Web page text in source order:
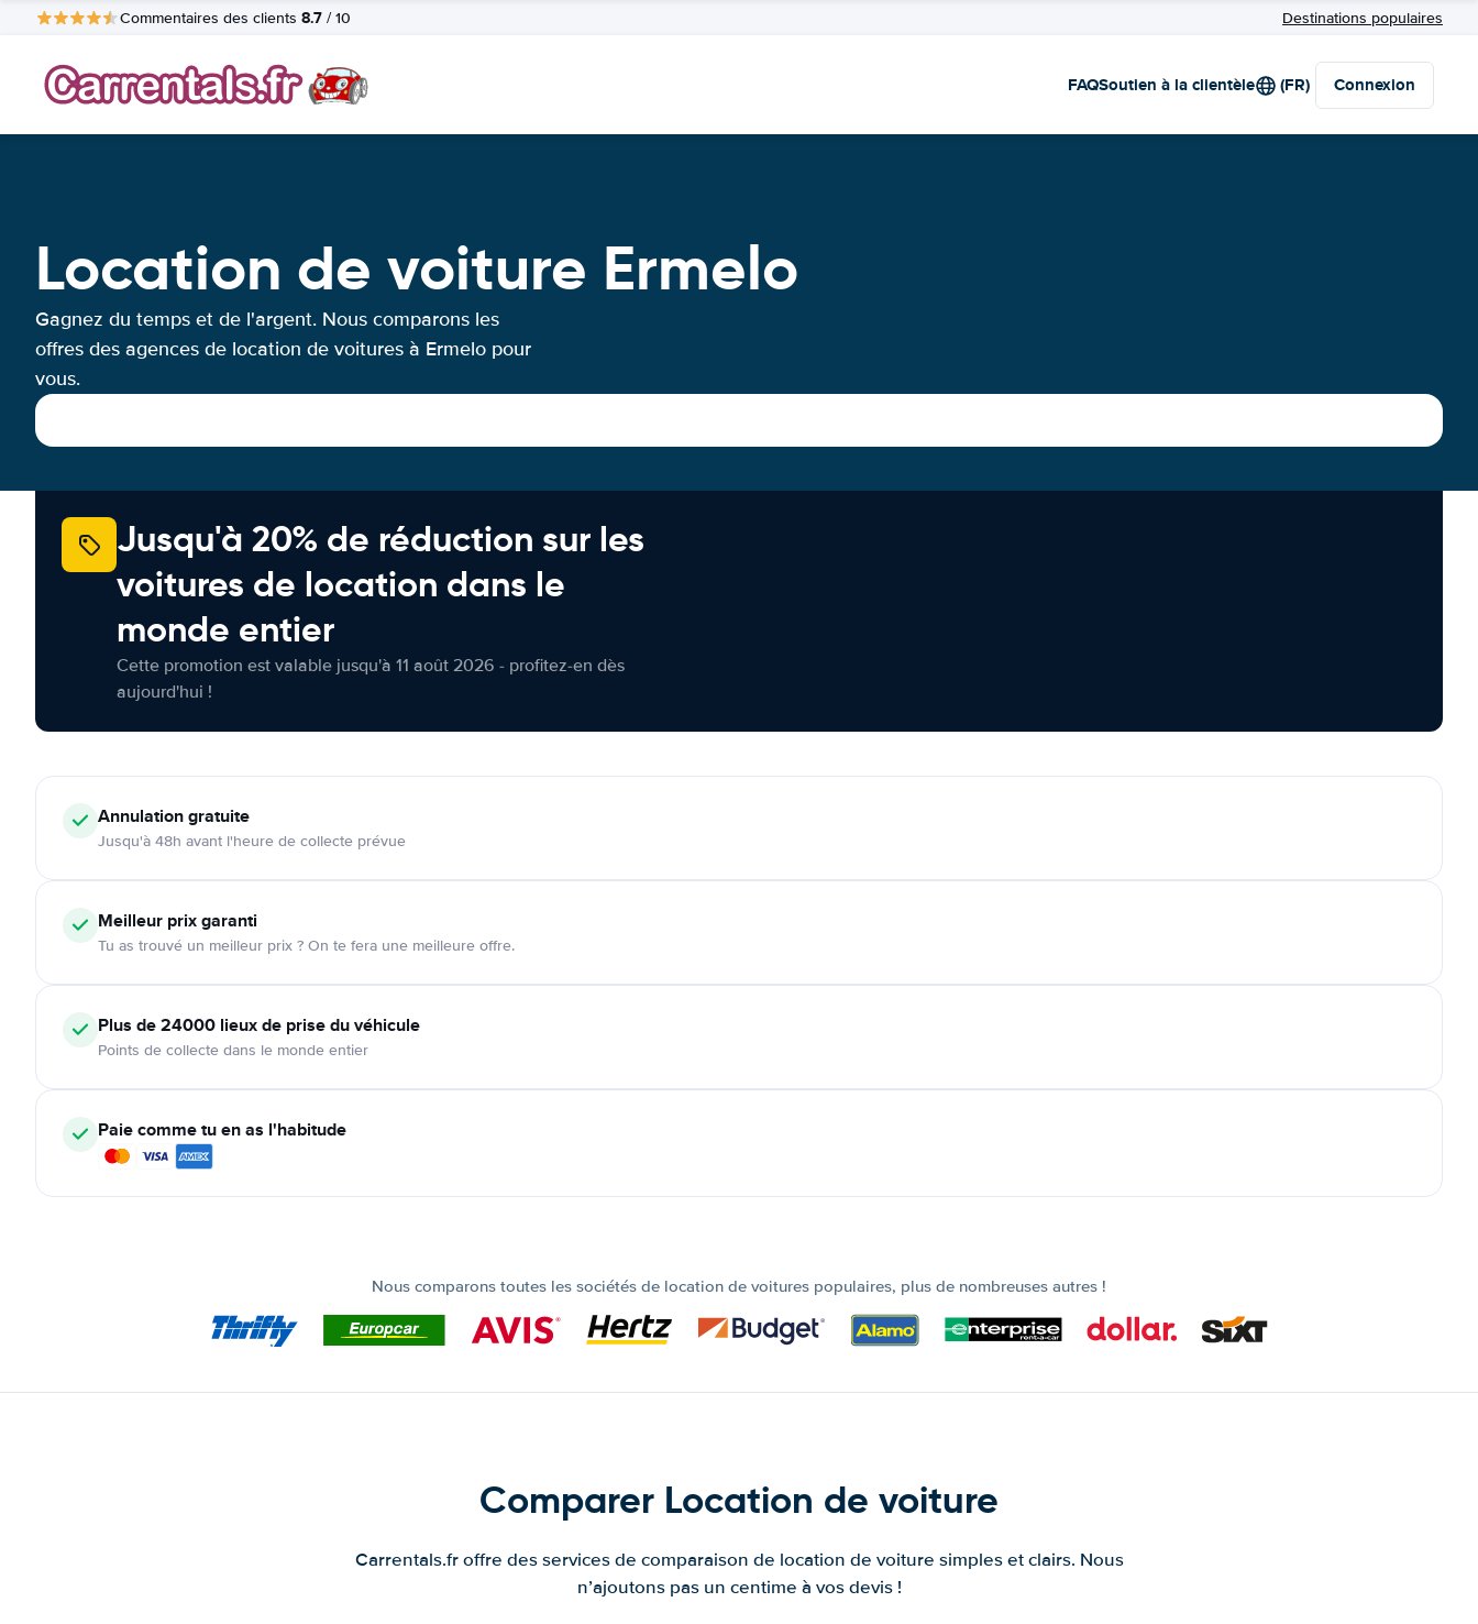
Commentaires des clients 8.7 / 10 Destinations populaires
FAQSoutien à la clientèle (FR) Connexion
Location de voiture Ermelo
Gagnez du temps et de l'argent. Nous comparons les
offres des agences de location de voitures à Ermelo pour
vous.
Jusqu'à 20% de réduction sur les
voitures de location dans le
monde entier
Cette promotion est valable jusqu'à 11 août 2026 - profitez-en dès
aujourd'hui !
Annulationgratuite
Jusqu'à 48h avant l'heure de collecte prévue
Meilleur prix garanti
Tu as trouvé un meilleur prix ? On te fera une meilleure offre.
Plus de 24000 lieux de prise du véhicule
Points de collecte dans le monde entier
Paie comme tu en as l'habitude
Nous comparons toutes les sociétés de location de voitures populaires, plus de nombreuses autres !
Comparer Location de voiture
Carrentals.fr offre des services de comparaison de location de voiture simples et clairs. Nous
n’ajoutons pas un centime à vos devis !